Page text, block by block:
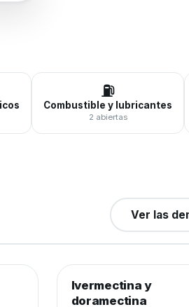
⛽
Combustible y lubricantes
2 abiertas
Ver las
Sanidad animal
Ivermectina y
doramectina